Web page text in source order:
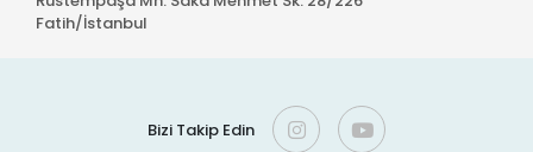
Fatih/İstanbul
Bizi Takip Edin